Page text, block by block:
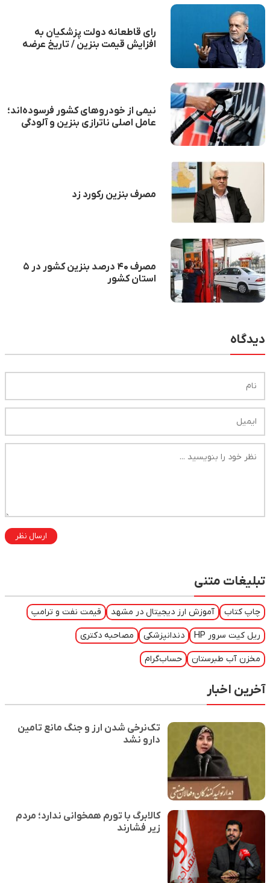
رای قاطعانه دولت پزشکیان به
افزایش قیمت بنزین / تاریخ عرضه
نیمی از خودروهای کشور فرسوده‌اند؛
عامل اصلی ناترازی بنزین و آلودگی
مصرف بنزین رکورد زد
مصرف ۴۰ درصد بنزین کشور در ۵
استان کشور
دیدگاه
ارسال نظر
تبلیغات متنی
چاپ کتاب آموزش ارز دیجیتال در مشهد قیمت نفت و ترامپ
ریل کیت سرور HP دندانپزشکی مصاحبه دکتری
مخزن آب طبرستان حساب‌گرام
آخرین اخبار
تک‌نرخی شدن ارز و جنگ مانع تامین
دارو نشد
کالابرگ با تورم همخوانی ندارد؛ مردم
زیر فشارند